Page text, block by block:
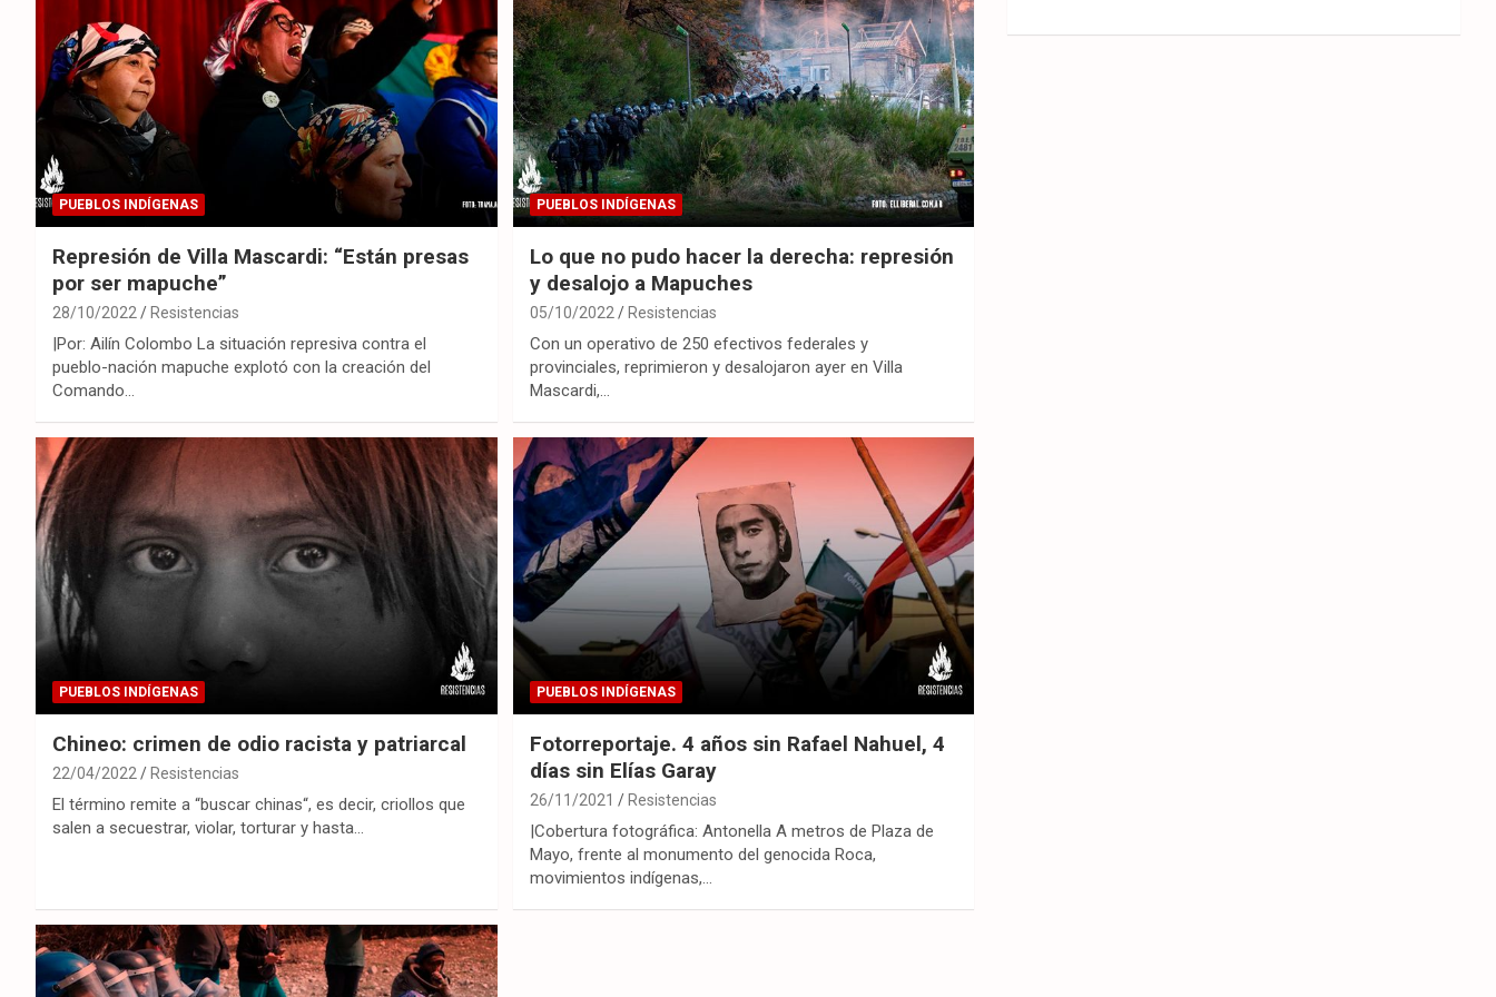
PUEBLOS INDÍGENAS
Represión de Villa Mascardi: “Están presas
por ser mapuche”
28/10/2022 Resistencias
|Por: Ailín Colombo La situación represiva contra el
pueblo-nación mapuche explotó con la creación del
Comando…
PUEBLOS INDÍGENAS
Lo que no pudo hacer la derecha: represión
y desalojo a Mapuches
05/10/2022 Resistencias
Con un operativo de 250 efectivos federales y
provinciales, reprimieron y desalojaron ayer en Villa
Mascardi,…
PUEBLOS INDÍGENAS
Chineo: crimen de odio racista y patriarcal
22/04/2022 Resistencias
El término remite a “buscar chinas“, es decir, criollos que
salen a secuestrar, violar, torturar y hasta…
PUEBLOS INDÍGENAS
Fotorreportaje. 4 años sin Rafael Nahuel, 4
días sin Elías Garay
26/11/2021 Resistencias
|Cobertura fotográfica: Antonella A metros de Plaza de
Mayo, frente al monumento del genocida Roca,
movimientos indígenas,…